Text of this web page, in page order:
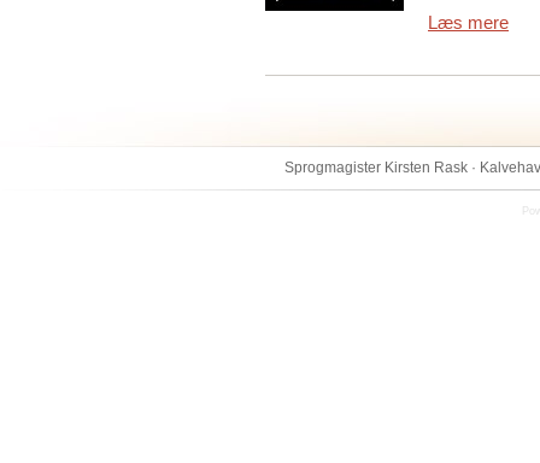
Læs mere
Sprogmagister Kirsten Rask ·